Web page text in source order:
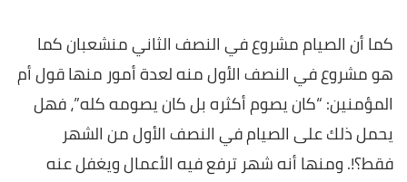
كما أن الصيام مشروع في النصف الثاني منشعبان كما
هو مشروع في النصف الأول منه لعدة أمور منها قول أم
المؤمنين: “كان يصوم أكثره بل كان يصومه كله”، فهل
يحمل ذلك على الصيام في النصف الأول من الشهر
فقط؟!. ومنها أنه شهر ترفع فيه الأعمال ويغفل عنه